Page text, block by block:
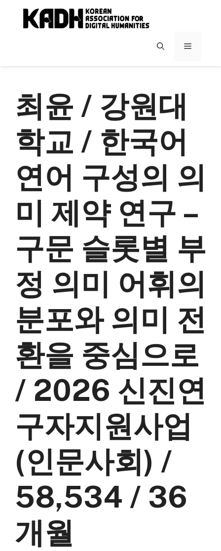
메
최윤 / 강원대
학교 / 한국어
연어 구성의 의
미 제약 연구 –
구문 슬롯별 부
정 의미 어휘의
분포와 의미 전
환을 중심으로
/ 2026 신진연
구자지원사업
(인문사회) /
58,534 / 36
개월